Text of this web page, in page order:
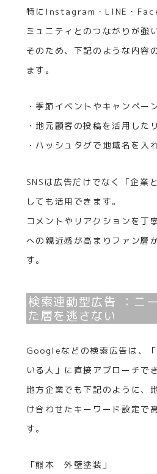
特にInstagram・LINE・
ミュニティとのつながりが強
そのため、下記のような内容
ます。
・季節イベントやキャンペー
・地元顧客の投稿を活用した
・ハッシュタグで地域名を入
SNSは広告だけでなく「企業
しても活用できます。
コメントやリアクションを丁
への親近感が高まりファン層
す。
検索連動型広告 ：ニ
た層を逃さない
Googleなどの検索広告は、
いる人」に直接アプローチで
地方企業でも下記のように、
け合わせたキーワード設定で
す。
「熊本 外壁塗装」